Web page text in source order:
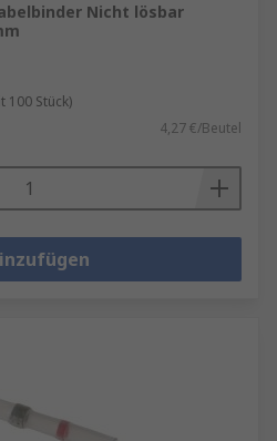
Nicht lösbar
100 Stück)
4,27 €/Beutel